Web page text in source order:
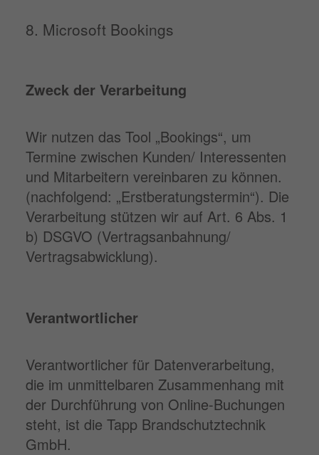
8. Microsoft Bookings
Zweck der Verarbeitung
Wir nutzen das Tool „Bookings“, um
Termine zwischen Kunden/ Interessenten
und Mitarbeitern vereinbaren zu können.
(nachfolgend: „Erstberatungstermin“). Die
Verarbeitung stützen wir auf Art. 6 Abs. 1
b) DSGVO (Vertragsanbahnung/
Vertragsabwicklung).
Verantwortlicher
Verantwortlicher für Datenverarbeitung,
die im unmittelbaren Zusammenhang mit
der Durchführung von Online-Buchungen
steht, ist die Tapp Brandschutztechnik
GmbH.